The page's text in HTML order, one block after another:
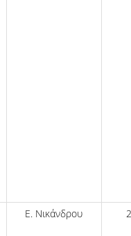
Ε. Νικάνδρου